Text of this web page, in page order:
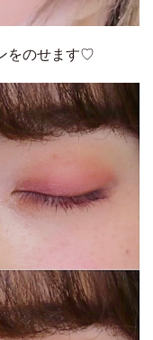
をのせます♡